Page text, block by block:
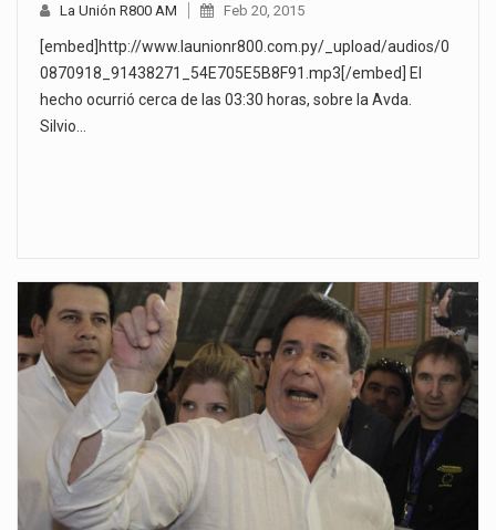
La Unión R800 AM Feb 20, 2015
[embed]http://www.launionr800.com.py/_upload/audios/0
0870918_91438271_54E705E5B8F91.mp3[/embed] El
hecho ocurrió cerca de las 03:30 horas, sobre la Avda.
Silvio…